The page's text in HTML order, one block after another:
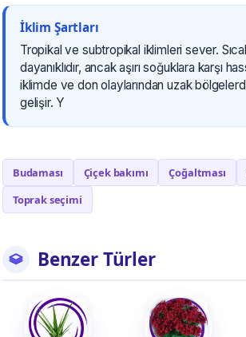
İklim Şartları
Tropikal ve subtropikal iklimleri sever.
dayanıklıdır, ancak aşırı soğuklara karşı
iklimde ve don olaylarından uzak
gelişir. Y
Budaması Çiçek bakımı Çoğaltması
Toprak seçimi
Benzer Türler